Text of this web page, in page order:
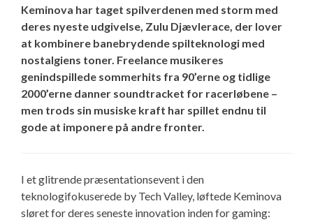
Keminova har taget spilverdenen med storm med
deres nyeste udgivelse, Zulu Djævlerace, der lover
at kombinere banebrydende spilteknologi med
nostalgiens toner. Freelance musikeres
genindspillede sommerhits fra 90’erne og tidlige
2000’erne danner soundtracket for racerløbene –
men trods sin musiske kraft har spillet endnu til
gode at imponere på andre fronter.
I et glitrende præsentationsevent i den
teknologifokuserede by Tech Valley, løftede Keminova
sløret for deres seneste innovation inden for gaming: